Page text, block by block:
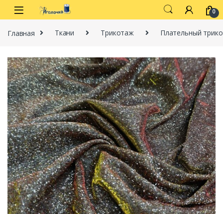
Перейти к навигации
перейти к содержанию
0
Главная Ткани Трикотаж Плательный